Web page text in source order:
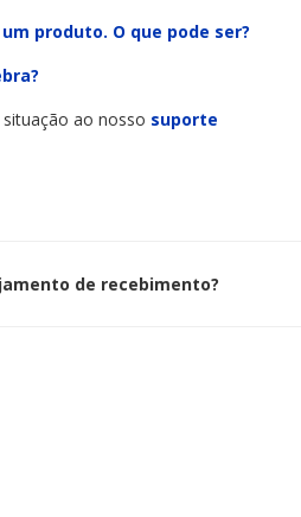
produto. O que pode ser?
ao nosso suporte
de recebimento?